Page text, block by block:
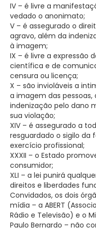
IV – é livre a
vedado o anonimato;
V – é assegurado o
agravo, além da
à imagem;
IX – é livre a expressão
científica e de
censura ou licença;
X – são invioláveis a
a imagem das pessoas,
indenização pelo dano
sua violação;
XIV – é assegurado a
resguardado o sigilo da
exercício profissional;
XXXII – o Estado
consumidor;
XLI – a lei punirá
direitos e liberdades
Convidados, os dois
mídia – a ABERT
Rádio e Televisão) e o
Paulo Bernardo – não